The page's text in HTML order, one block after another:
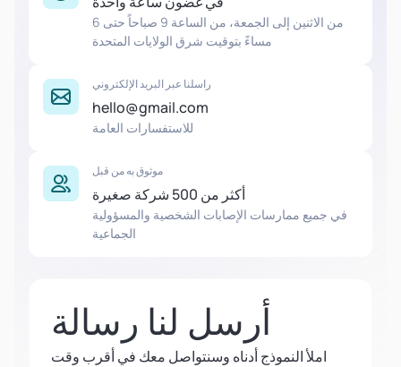
من الاثنين إلى الجمعة، من الساعة 9 صباحاً حتى 6
مساءً بتوقيت شرق الولايات المتحدة
راسلنا عبر البريد الإلكتروني
hello@gmail.com
للاستفسارات العامة
موثوق به من قبل
أكثر من 500 شركة صغيرة
في جميع ممارسات الإصابات الشخصية والمسؤولية
الجماعية
أرسل لنا رسالة
املأ النموذج أدناه وسنتواصل معك في أقرب وقت